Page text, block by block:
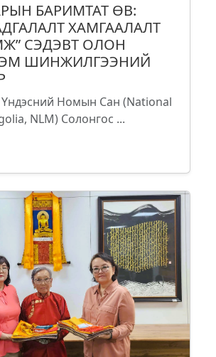
БАРИМТАТ ӨВ:
ХАМГААЛАЛТ
СЭДЭВТ ОЛОН
ШИНЖИЛГЭЭНИЙ
Номын Сан (National
NLM) Солонгос ...